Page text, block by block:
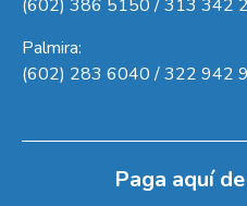
(602) 386 5150 / 313 342
Palmira:
(602) 283 6040 / 322 942
Paga aquí